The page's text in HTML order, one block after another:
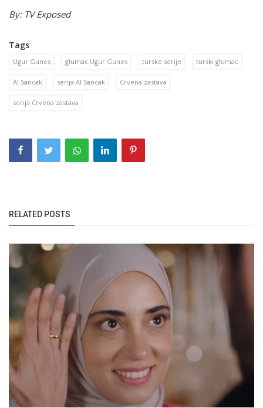
By: TV Exposed
Tags
Ugur Gunes glumac Ugur Gunes turske serije turski glumac
Al Sancak serija Al Sancak Crvena zastava
serija Crvena zastava
RELATED POSTS